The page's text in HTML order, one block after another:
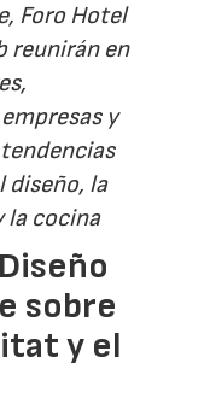
Foro Hotel
reunirán en
y
diseño, la
cocina
sobre
y el